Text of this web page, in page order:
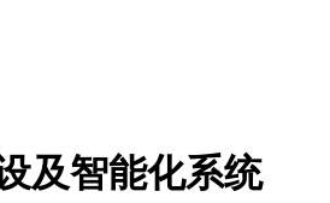
及智能化系统